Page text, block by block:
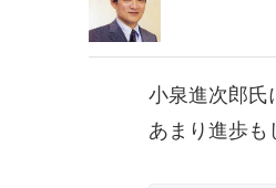
小泉進次郎氏
あまり進歩も